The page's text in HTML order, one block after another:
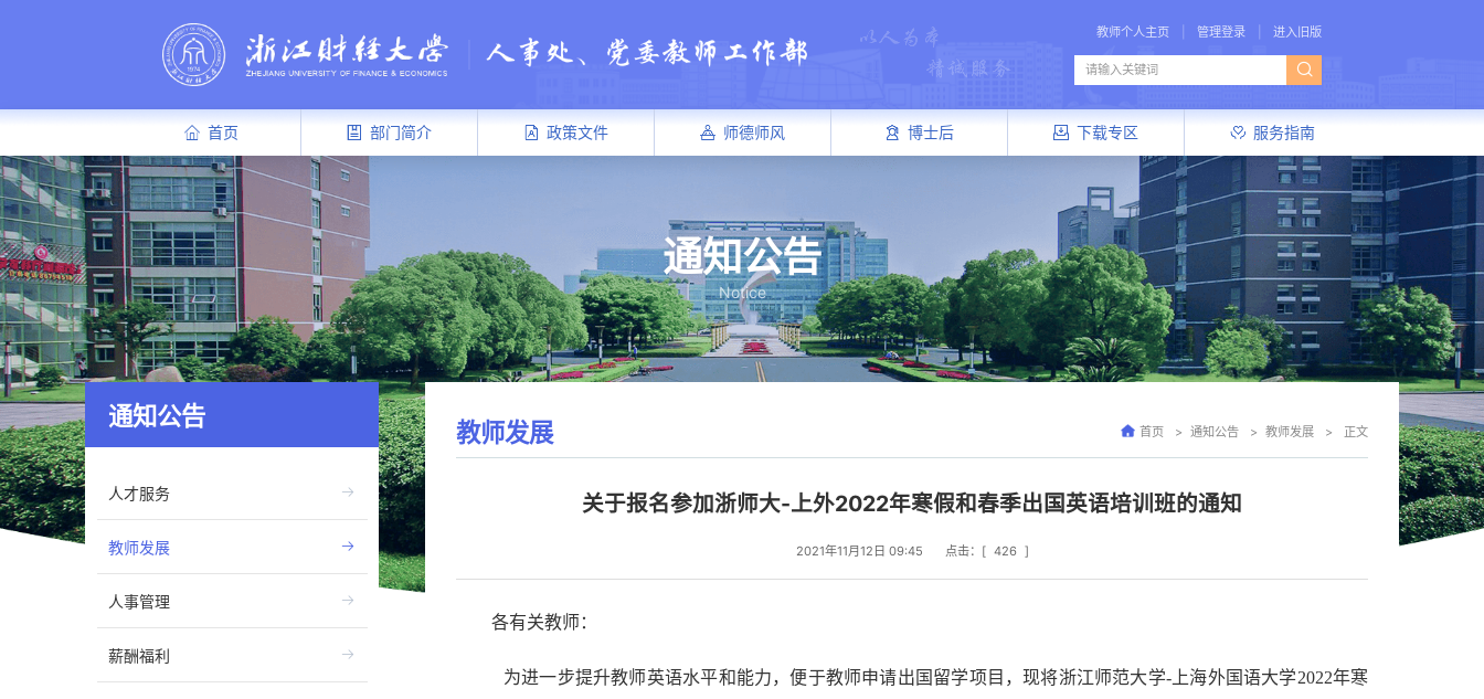
教师个人主页 管理登录 进入旧版
首页 部门简介 政策文件 师德师风 博士后 下载专区 服务指南
通知公告
Notice
通知公告
人才服务
教师发展
人事管理
薪酬福利
教师发展 首页 通知公告 教师发展 正文
关于报名参加浙师大-上外2022年寒假和春季出国英语培训班的通知
2021年11月12日 09:45 点击：[ 426 ]
各有关教师：
为进一步提升教师英语水平和能力，便于教师申请出国留学项目，现将浙江师范大学-上海外国语大学2022年寒